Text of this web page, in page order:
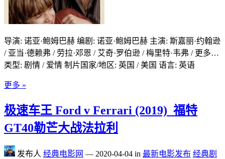
导演: 诺亚·鲍姆巴赫 编剧: 诺亚·鲍姆巴赫 主演: 斯嘉丽·约翰逊
/ 亚当·德赖弗 / 劳拉·邓恩 / 艾奇·罗伯逊 / 梅里特·韦弗 / 更多…
类型: 剧情 / 爱情 制片国家/地区: 英国 / 美国 语言: 英语
更多 »
极速车王 Ford v Ferrari (2019)_福特
GT40勒芒大战法拉利
发布人 经典电影网 — 2020-04-04 in 最新电影发布 经典剧